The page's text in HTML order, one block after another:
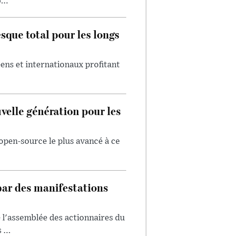
total pour les longs
et internationaux profitant
génération pour les
source le plus avancé à ce
des manifestations
des actionnaires du
...